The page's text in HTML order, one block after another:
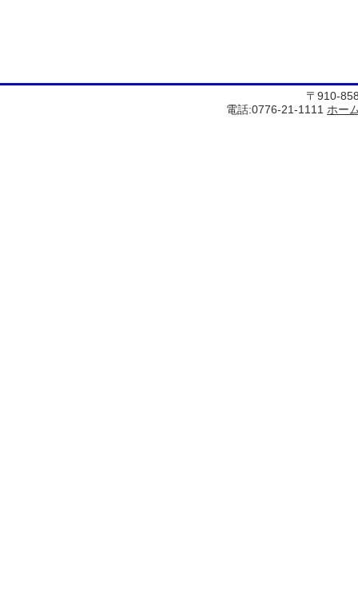
〒910-
電話:0776-21-1111 ホー